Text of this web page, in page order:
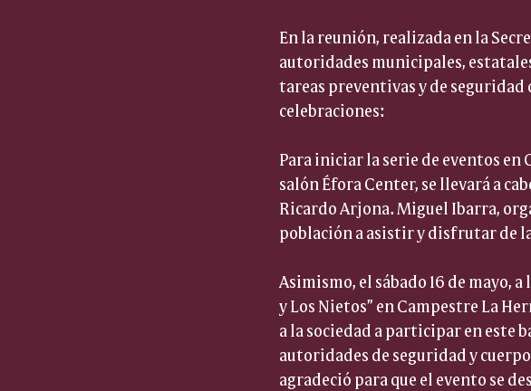
En la reunión, realizada en la
autoridades municipales,
tareas preventivas y de
celebraciones:
Para iniciar la serie de eventos en
salón Éfora Center, se llevará a
Ricardo Arjona. Miguel Ibarra,
población a asistir y disfrutar de
Asimismo, el sábado 16 de mayo,
y Los Nietos” en Campestre La
a la sociedad a participar en este
autoridades de seguridad y
agradeció para que el evento se